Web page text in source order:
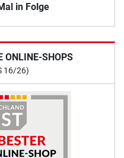
in Folge
ONLINE-SHOPS
16/26)